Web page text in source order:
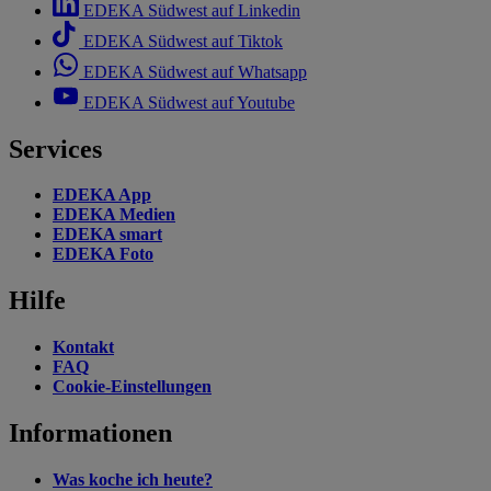
EDEKA Südwest auf Linkedin
EDEKA Südwest auf Tiktok
EDEKA Südwest auf Whatsapp
EDEKA Südwest auf Youtube
Services
EDEKA App
EDEKA Medien
EDEKA smart
EDEKA Foto
Hilfe
Kontakt
FAQ
Cookie-Einstellungen
Informationen
Was koche ich heute?